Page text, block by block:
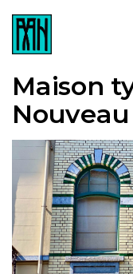
Maison
Nouveau